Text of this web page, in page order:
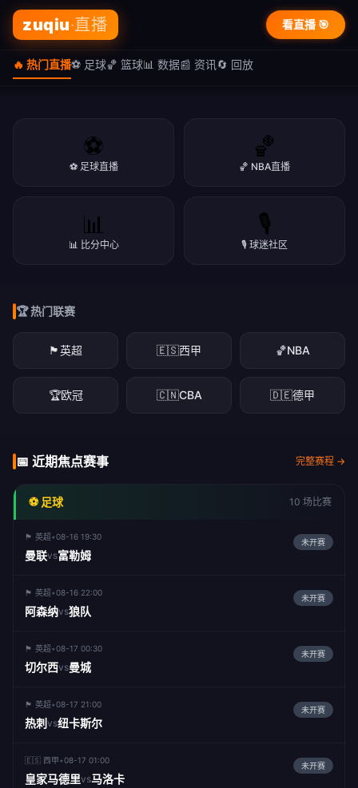
zuqiu·直播 看直播 🎯
🔥 热门直播⚽ 足球🏀 篮球📊 数据📰 资讯 🔄 回放
立即看直播
🏀 篮球盛宴 · NBA/CBA
NBA季后赛、CBA联赛，精彩赛事一网打尽
立即看直播
⚽
⚽ 足球直播
🏀
🏀 NBA直播
📊
📊 比分中心
🎙️
🎙️ 球迷社区
🏆 热门联赛
🏴󠁧󠁢󠁥󠁮󠁧󠁿英超 🇪🇸西甲 🏀NBA
🏆欧冠 🇨🇳CBA 🇩🇪德甲
📅 近期焦点赛事 完整赛程 →
⚽ 足球 10 场比赛
🏴󠁧󠁢󠁥󠁮󠁧󠁿 英超•08-16 19:30
曼联vs富勒姆
未开赛
🏴󠁧󠁢󠁥󠁮󠁧󠁿 英超•08-16 22:00
阿森纳vs狼队
未开赛
🏴󠁧󠁢󠁥󠁮󠁧󠁿 英超•08-17 00:30
切尔西vs曼城
未开赛
🏴󠁧󠁢󠁥󠁮󠁧󠁿 英超•08-17 21:00
热刺 vs纽卡斯尔
未开赛
🇪🇸 西甲•08-17 01:00
皇家马德里vs马洛卡
未开赛